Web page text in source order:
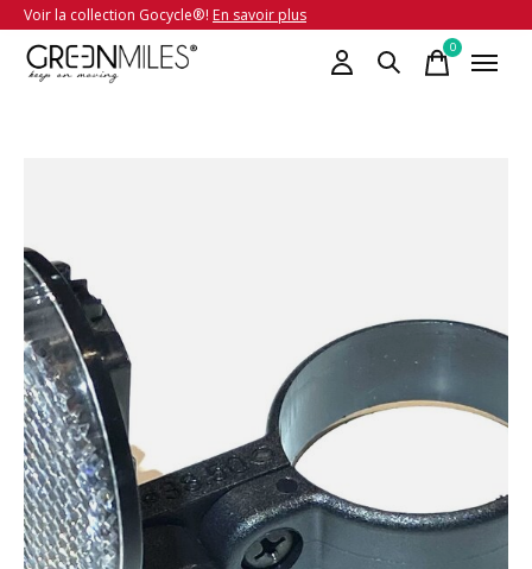
Voir la collection Gocycle®! En savoir plus
0items